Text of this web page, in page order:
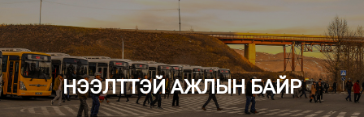
НЭЭЛТТЭЙ АЖЛЫН БАЙР